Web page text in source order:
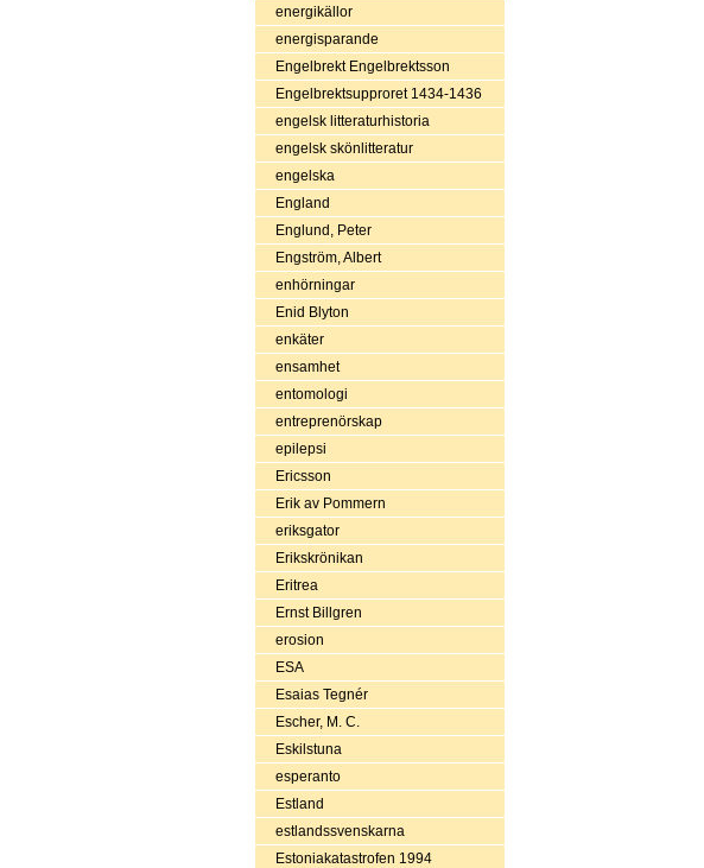
energikällor
energisparande
Engelbrekt Engelbrektsson
Engelbrektsupproret 1434-1436
engelsk litteraturhistoria
engelsk skönlitteratur
engelska
England
Englund, Peter
Engström, Albert
enhörningar
Enid Blyton
enkäter
ensamhet
entomologi
entreprenörskap
epilepsi
Ericsson
Erik av Pommern
eriksgator
Erikskrönikan
Eritrea
Ernst Billgren
erosion
ESA
Esaias Tegnér
Escher, M. C.
Eskilstuna
esperanto
Estland
estlandssvenskarna
Estoniakatastrofen 1994